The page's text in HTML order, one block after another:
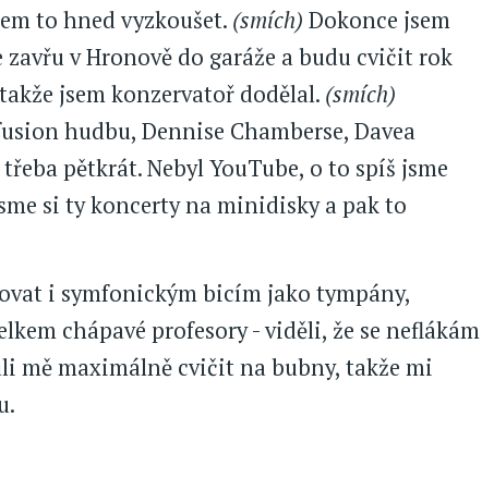
to hned vyzkoušet. (smích) Dokonce jsem
zavřu v Hronově do garáže a budu cvičit rok
jsem konzervatoř dodělal. (smích)
hudbu, Dennise Chamberse, Davea
pětkrát. Nebyl YouTube, o to spíš jsme
si ty koncerty na minidisky a pak to
i symfonickým bicím jako tympány,
chápavé profesory - viděli, že se neflákám
mě maximálně cvičit na bubny, takže mi